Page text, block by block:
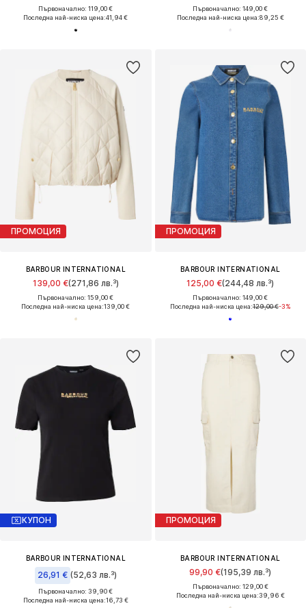
Първоначално: 119,00 €
Последна най-ниска цена:41,94 €
Първоначално: 149,00 €
Последна най-ниска цена:89,25 €
ПРОМОЦИЯ
BARBOUR INTERNATIONAL
139,00 €(271,86 лв.³)
Първоначално: 159,00 €
Последна най-ниска цена:139,00 €
ПРОМОЦИЯ
BARBOUR INTERNATIONAL
125,00 €(244,48 лв.³)
Първоначално: 149,00 €
Последна най-ниска цена:129,00 €-3%
КУПОН
BARBOUR INTERNATIONAL
26,91 € (52,63 лв.³)
Първоначално: 39,90 €
Последна най-ниска цена:16,73 €
ПРОМОЦИЯ
BARBOUR INTERNATIONAL
99,90 €(195,39 лв.³)
Първоначално: 129,00 €
Последна най-ниска цена:39,96 €